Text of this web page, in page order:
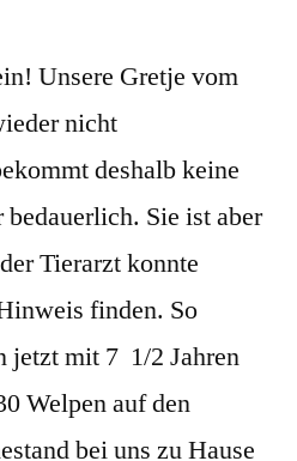
Unsere Gretje vom
nicht
deshalb keine
Sie ist aber
Tierarzt konnte
finden. So
jetzt mit 7 1/2 Jahren
Welpen auf den
bei uns zu Hause